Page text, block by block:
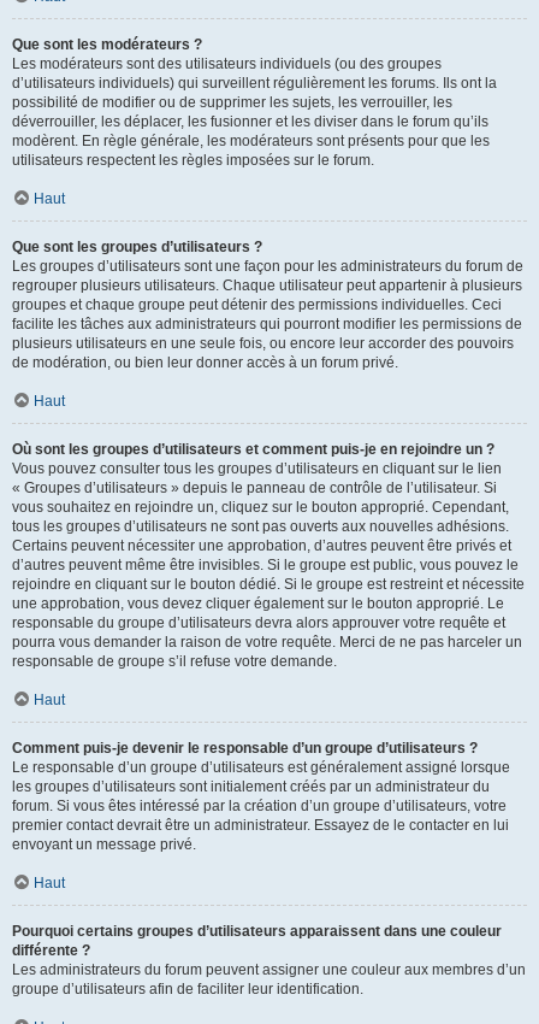
Que sont les modérateurs ?
Les modérateurs sont des utilisateurs individuels (ou des groupes
d’utilisateurs individuels) qui surveillent régulièrement les forums. Ils ont la
possibilité de modifier ou de supprimer les sujets, les verrouiller, les
déverrouiller, les déplacer, les fusionner et les diviser dans le forum qu’ils
modèrent. En règle générale, les modérateurs sont présents pour que les
utilisateurs respectent les règles imposées sur le forum.
Haut
Que sont les groupes d’utilisateurs ?
Les groupes d’utilisateurs sont une façon pour les administrateurs du forum de
regrouper plusieurs utilisateurs. Chaque utilisateur peut appartenir à plusieurs
groupes et chaque groupe peut détenir des permissions individuelles. Ceci
facilite les tâches aux administrateurs qui pourront modifier les permissions de
plusieurs utilisateurs en une seule fois, ou encore leur accorder des pouvoirs
de modération, ou bien leur donner accès à un forum privé.
Haut
Où sont les groupes d’utilisateurs et comment puis-je en rejoindre un ?
Vous pouvez consulter tous les groupes d’utilisateurs en cliquant sur le lien
« Groupes d’utilisateurs » depuis le panneau de contrôle de l’utilisateur. Si
vous souhaitez en rejoindre un, cliquez sur le bouton approprié. Cependant,
tous les groupes d’utilisateurs ne sont pas ouverts aux nouvelles adhésions.
Certains peuvent nécessiter une approbation, d’autres peuvent être privés et
d’autres peuvent même être invisibles. Si le groupe est public, vous pouvez le
rejoindre en cliquant sur le bouton dédié. Si le groupe est restreint et nécessite
une approbation, vous devez cliquer également sur le bouton approprié. Le
responsable du groupe d’utilisateurs devra alors approuver votre requête et
pourra vous demander la raison de votre requête. Merci de ne pas harceler un
responsable de groupe s’il refuse votre demande.
Haut
Comment puis-je devenir le responsable d’un groupe d’utilisateurs ?
Le responsable d’un groupe d’utilisateurs est généralement assigné lorsque
les groupes d’utilisateurs sont initialement créés par un administrateur du
forum. Si vous êtes intéressé par la création d’un groupe d’utilisateurs, votre
premier contact devrait être un administrateur. Essayez de le contacter en lui
envoyant un message privé.
Haut
Pourquoi certains groupes d’utilisateurs apparaissent dans une couleur
différente ?
Les administrateurs du forum peuvent assigner une couleur aux membres d’un
groupe d’utilisateurs afin de faciliter leur identification.